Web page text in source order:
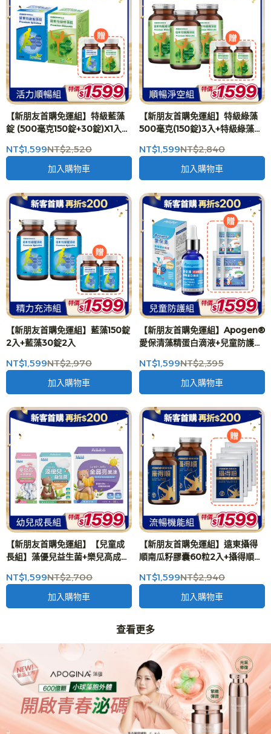
【新朋友首購免運組】特級藍藻
錠 (500毫克150錠+30錠)X1入
錠)X1入
NT$1,599NT$2,520
加入購物車
【新朋友首購免運組】特級綠藻
500毫克(150錠)3入+特級綠藻
NT$1,599NT$2,840
加入購物車
【新朋友首購免運組】藍藻150錠
2入+藍藻30錠2入
NT$1,599NT$2,970
加入購物車
【新朋友首購免運組】Apogen®
愛保清藻精蛋白滴液+兒童防護嚼
驗組2入(12包)-二代台美專利 防
NT$1,599NT$2,395
加入購物車
【新朋友首購免運組】【兒童成
長組】藻優兒益生菌+樂兒高成長
NT$1,599NT$2,700
加入購物車
【新朋友首購免運組】遠東攝得
順南瓜籽膠囊60粒2入+攝得順體
NT$1,599NT$2,940
加入購物車
查看更多